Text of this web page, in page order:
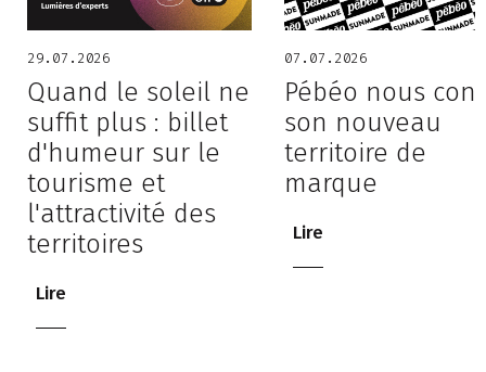
29.07.2026
Quand le soleil ne
suffit plus : billet
d'humeur sur le
tourisme et
l'attractivité des
territoires
Lire
07.07.2026
Pébéo nous
son nouveau
territoire de
marque
Lire